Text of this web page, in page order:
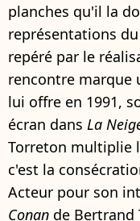
planches qu'il la
représentations du
repéré par le
rencontre marque
lui offre en 1991,
écran dans La
Torreton multiplie
c'est la
Acteur pour son
Conan de Bertrand